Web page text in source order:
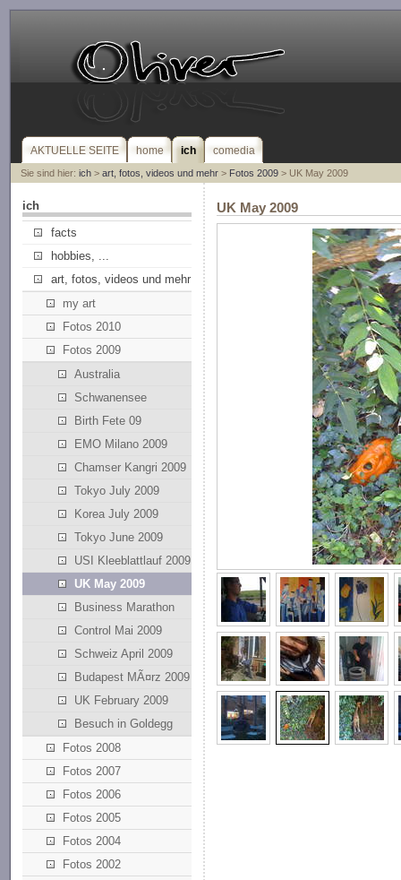
AKTUELLE SEITE home ich comedia
Sie sind hier: ich> art, fotos, videos und mehr> Fotos 2009> UK May 2009
ich
facts
hobbies, ...
art, fotos, videos und mehr
my art
Fotos 2010
Fotos 2009
Australia
Schwanensee
Birth Fete 09
EMO Milano 2009
Chamser Kangri 2009
Tokyo July 2009
Korea July 2009
Tokyo June 2009
USI Kleeblattlauf 2009
UK May 2009
Business Marathon
Control Mai 2009
Schweiz April 2009
Budapest MÃ¤rz 2009
UK February 2009
Besuch in Goldegg
Fotos 2008
Fotos 2007
Fotos 2006
Fotos 2005
Fotos 2004
Fotos 2002
UK May 2009